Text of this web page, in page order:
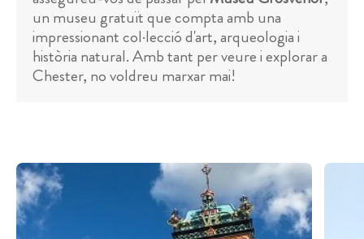
un museu gratuït que compta amb una
impressionant col·lecció d'art, arqueologia i
història natural. Amb tant per veure i explorar a
Chester, no voldreu marxar mai!